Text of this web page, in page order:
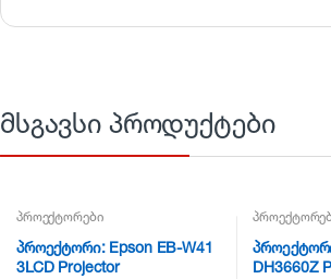
მსგავსი პროდუქტები
პროექტორები
პროექტორი: Epson EB-W41
3LCD Projector
DH3660Z